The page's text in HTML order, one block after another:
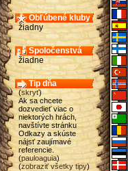
Obľúbené kluby
žiadny
Spoločenstvá
žiadne
Tip dňa
(skryť)
Ak sa chcete
dozvedieť viac o
niektorých hrách,
navštívte stránku
Odkazy a skúste
nájsť zaujímavé
referencie.
(pauloaguia)
(zobraziť všetky tipy)